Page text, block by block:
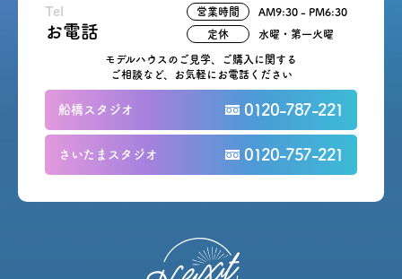
Tel
お電話
モデルハウスのご見学、ご購入に関する
ご相談など、お気軽にお電話ください
船橋スタジオ 0120-787-221
さいたまスタジオ 0120-757-221
営業時間 AM9:30 - PM6:30
定休 水曜・第一火曜